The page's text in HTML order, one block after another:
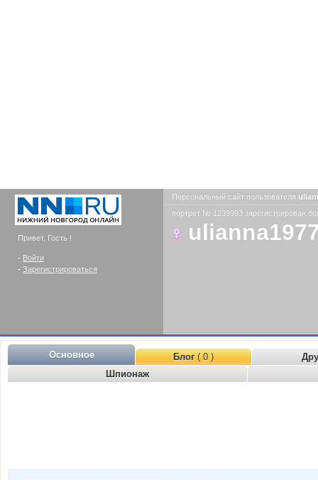
Привет, Гость !
- Войти
- Зарегистрироваться
Персональный сайт пользователя
портрет № 1239993 зарегистрирован
Основное Блог( 0 )
Шпионаж